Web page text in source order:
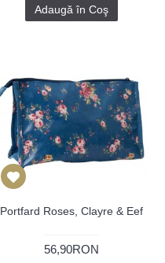
Adaugă în Coş
Portfard Roses, Clayre & Eef
56,90RON